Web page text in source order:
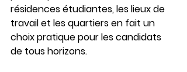
résidences étudiantes, les lieux de
travail et les quartiers en fait un
choix pratique pour les candidats
de tous horizons.